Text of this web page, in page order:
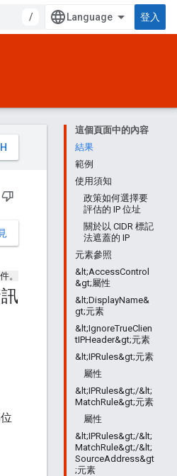
/ 登入
這個頁面中的內容
結果
範例
使用須知
政策如何選擇要
評估的 IP 位址
關於以 CIDR 標記
法遮蓋的 IP
元素參照
&lt;AccessControl
&gt;屬性
&lt;DisplayName&
gt;元素
&lt;IgnoreTrueClien
tIPHeader&gt;元素
&lt;IPRules&gt;元素
屬性
&lt;IPRules&gt;/&lt;
MatchRule&gt;元素
屬性
&lt;IPRules&gt;/&lt;
MatchRule&gt;/&lt;
SourceAddress&gt
;元素
。